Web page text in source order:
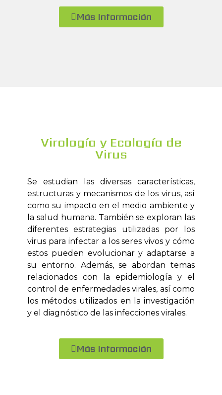
Más Información
Virología y Ecología de
Virus
Se estudian las diversas características,
estructuras y mecanismos de los virus, así
como su impacto en el medio ambiente y
la salud humana. También se exploran las
diferentes estrategias utilizadas por los
virus para infectar a los seres vivos y cómo
estos pueden evolucionar y adaptarse a
su entorno. Además, se abordan temas
relacionados con la epidemiología y el
control de enfermedades virales, así como
los métodos utilizados en la investigación
y el diagnóstico de las infecciones virales.
Más Información